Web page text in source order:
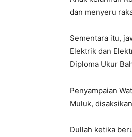
dan menyeru
Sementara itu,
Elektrik dan
Diploma Ukur
Penyampaian
Muluk,
Dullah ketika